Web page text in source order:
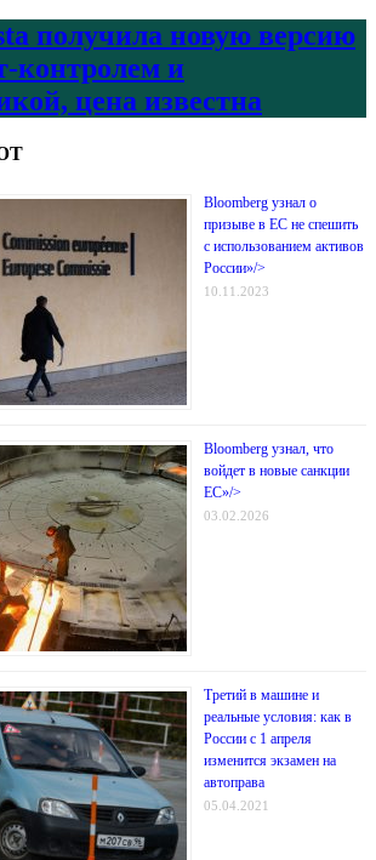
получила новую версию
контролем и
цена известна
Bloomberg узнал о
призыве в ЕС не спешить
с использованием активов
России»/>
10.11.2023
Bloomberg узнал, что
войдет в новые санкции
ЕС»/>
03.02.2026
Третий в машине и
реальные условия: как в
России с 1 апреля
изменится экзамен на
автоправа
05.04.2021